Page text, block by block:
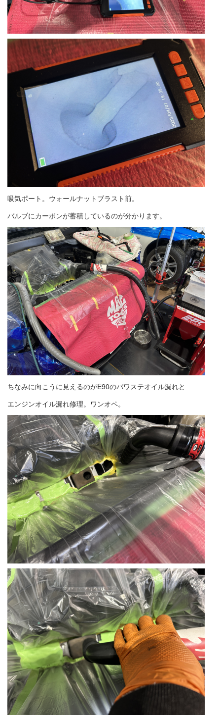
吸気ポート。ウォールナットブラスト前。
バルブにカーボンが蓄積しているのが分かります。
ちなみに向こうに見えるのがE90のパワステオイル漏れと
エンジンオイル漏れ修理。ワンオペ。